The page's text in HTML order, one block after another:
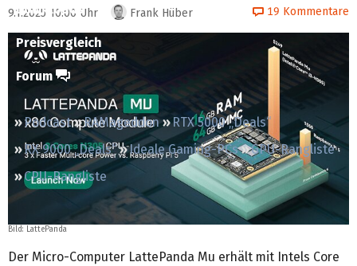
Downloads
Preisvergleich
Forum
Podcast RAMageddon
RTX 5000 „Deals“
RX 9000 „Deals“
Ideale Gaming-PCs
GPU-Rangliste
CPU-Rangliste
9.1.2025 10:00 Uhr Frank Hüber 19 Kommentare
Bild: LattePanda
Der Micro-Computer LattePanda Mu erhält mit Intels Core